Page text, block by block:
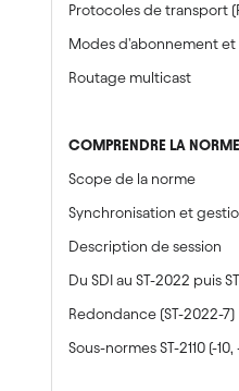
Protocoles de transport
Modes d'abonnement et
Routage multicast
COMPRENDRE LA
Scope de la norme
Synchronisation et
Description de session
Du SDI au ST-2022 puis
Redondance (ST-2022-7)
Sous-normes ST-2110 (-